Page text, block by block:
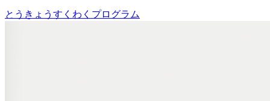
とうきょうすくわくプログラム